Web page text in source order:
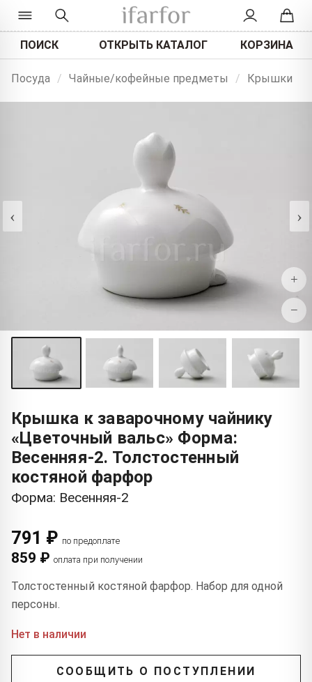
ПОИСК ОТКРЫТЬ КАТАЛОГ КОРЗИНА
Посуда / Чайные/кофейные предметы / Крышки
‹ ›
+
−
Крышка к заварочному чайнику
«Цветочный вальс» Форма:
Весенняя-2. Толстостенный
костяной фарфор
Форма: Весенняя-2
791 ₽ по предоплате
859 ₽ оплата при получении
Толстостенный костяной фарфор. Набор для одной
персоны.
Нет в наличии
СООБЩИТЬ О ПОСТУПЛЕНИИ